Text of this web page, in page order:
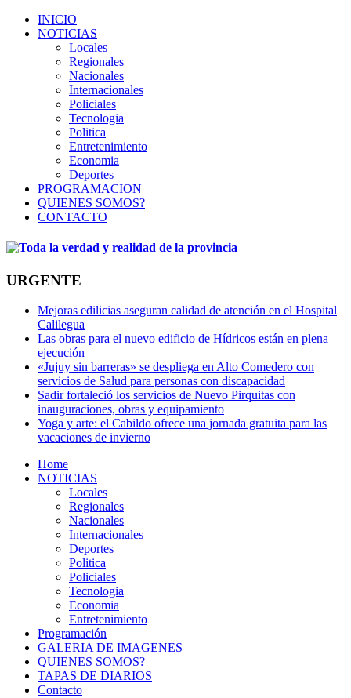
INICIO
NOTICIAS
Locales
Regionales
Nacionales
Internacionales
Policiales
Tecnologia
Politica
Entretenimiento
Economia
Deportes
PROGRAMACION
QUIENES SOMOS?
CONTACTO
URGENTE
Mejoras edilicias aseguran calidad de atención en el Hospital
Calilegua
Las obras para el nuevo edificio de Hídricos están en plena
ejecución
«Jujuy sin barreras» se despliega en Alto Comedero con
servicios de Salud para personas con discapacidad
Sadir fortaleció los servicios de Nuevo Pirquitas con
inauguraciones, obras y equipamiento
Yoga y arte: el Cabildo ofrece una jornada gratuita para las
vacaciones de invierno
Home
NOTICIAS
Locales
Regionales
Nacionales
Internacionales
Deportes
Politica
Policiales
Tecnologia
Economia
Entretenimiento
Programación
GALERIA DE IMAGENES
QUIENES SOMOS?
TAPAS DE DIARIOS
Contacto